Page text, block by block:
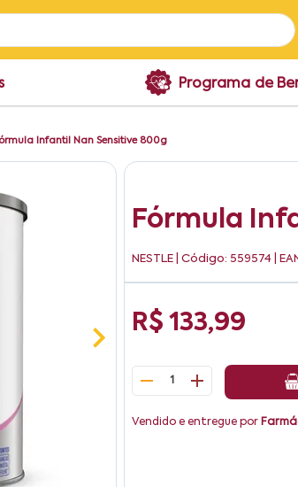
Programa de
Infantil Nan Sensitive 800g
Fórmula
NESTLE | Código: 559574 |
R$ 133,99
1
Vendido e entregue por